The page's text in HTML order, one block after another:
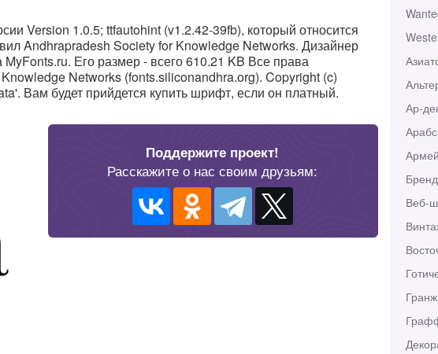
Ар-
Веб-
Version 1.0.5; ttfautohint (v1.2.42-39fb), который относится
Andhrapradesh Society for Knowledge Networks. Дизайнер
Его размер - всего 610.21 KB Все права
Networks (fonts.siliconandhra.org). Copyright (c)
Вам будет прийдется купить шрифт, если он платный.
Поддержите проект!
Расскажите о нас своим друзьям: